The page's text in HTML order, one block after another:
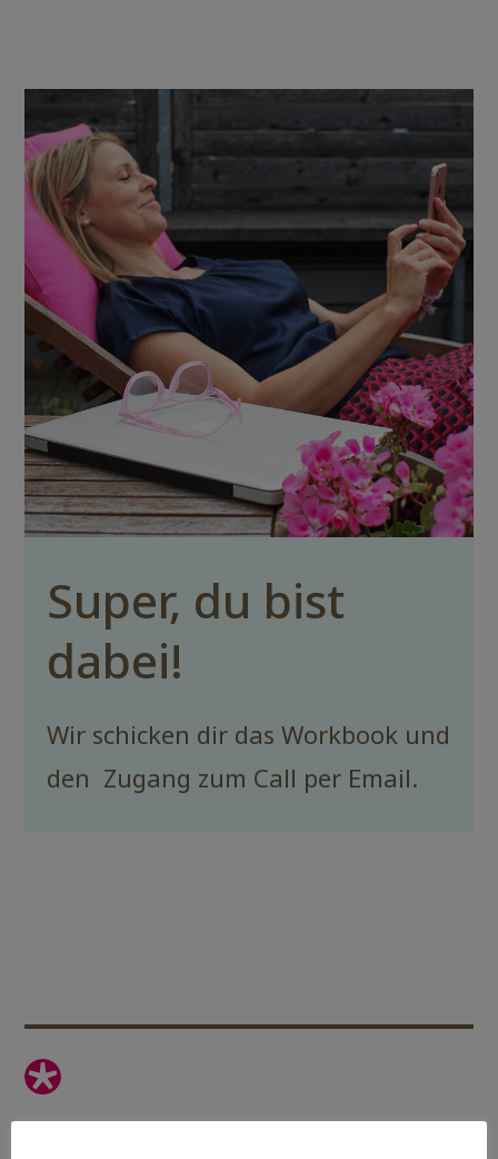
Super, du bist
dabei!
Wir schicken dir das Workbook und
den Zugang zum Call per Email.